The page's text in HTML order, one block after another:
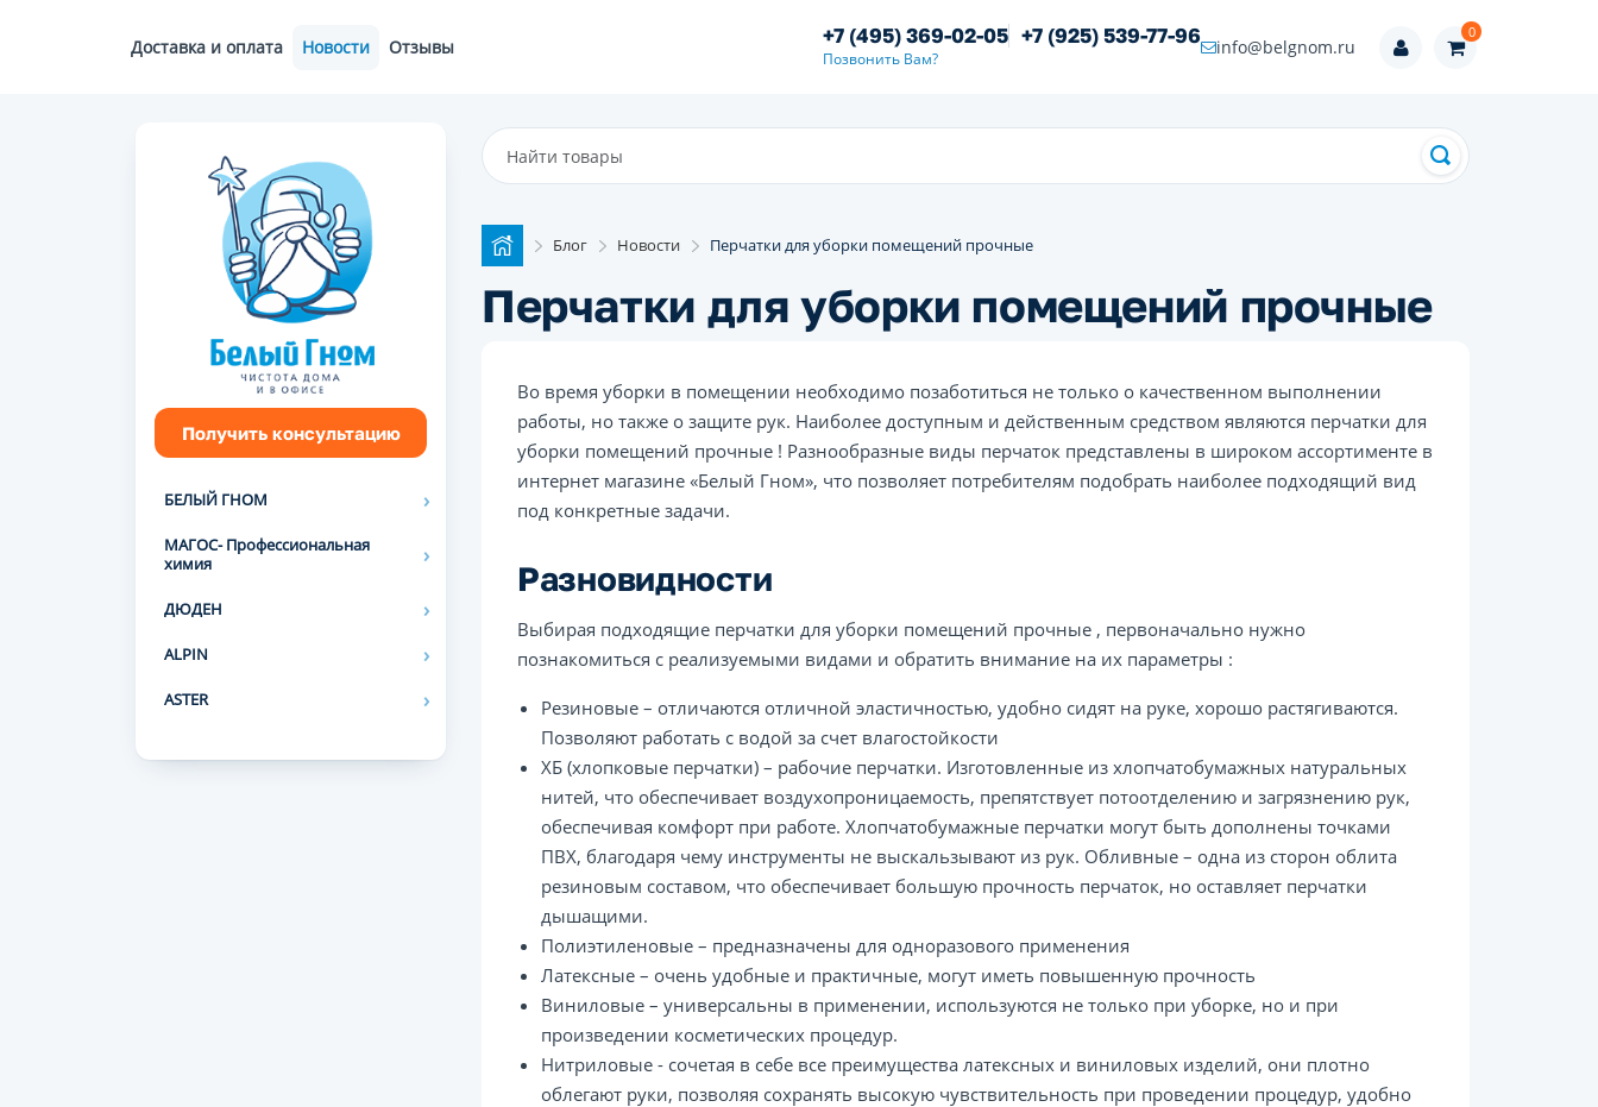
Доставка и оплата Новости Отзывы +7 (495) 369-02-05 +7 (925) 539-77-96
Позвонить Вам?
info@belgnom.ru
0
Получить консультацию
БЕЛЫЙ ГНОМ
МАГОС- Профессиональная
химия
ДЮДЕН
ALPIN
ASTER
Блог Новости Перчатки для уборки помещений прочные
Перчатки для уборки помещений прочные
Во время уборки в помещении необходимо позаботиться не только о качественном выполнении
работы, но также о защите рук. Наиболее доступным и действенным средством являются перчатки для
уборки помещений прочные ! Разнообразные виды перчаток представлены в широком ассортименте в
интернет магазине «Белый Гном», что позволяет потребителям подобрать наиболее подходящий вид
под конкретные задачи.
Разновидности
Выбирая подходящие перчатки для уборки помещений прочные , первоначально нужно
познакомиться с реализуемыми видами и обратить внимание на их параметры :
Резиновые – отличаются отличной эластичностью, удобно сидят на руке, хорошо растягиваются.
Позволяют работать с водой за счет влагостойкости
ХБ (хлопковые перчатки) – рабочие перчатки. Изготовленные из хлопчатобумажных натуральных
нитей, что обеспечивает воздухопроницаемость, препятствует потоотделению и загрязнению рук,
обеспечивая комфорт при работе. Хлопчатобумажные перчатки могут быть дополнены точками
ПВХ, благодаря чему инструменты не выскальзывают из рук. Обливные – одна из сторон облита
резиновым составом, что обеспечивает большую прочность перчаток, но оставляет перчатки
дышащими.
Полиэтиленовые – предназначены для одноразового применения
Латексные – очень удобные и практичные, могут иметь повышенную прочность
Виниловые – универсальны в применении, используются не только при уборке, но и при
произведении косметических процедур.
Нитриловые - сочетая в себе все преимущества латексных и виниловых изделий, они плотно
облегают руки, позволяя сохранять высокую чувствительность при проведении процедур, удобно